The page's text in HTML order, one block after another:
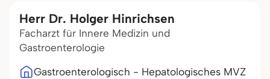
Herr Dr. Holger Hinrichsen
Facharzt für Innere Medizin und
Gastroenterologie
Gastroenterologisch - Hepatologisches MVZ